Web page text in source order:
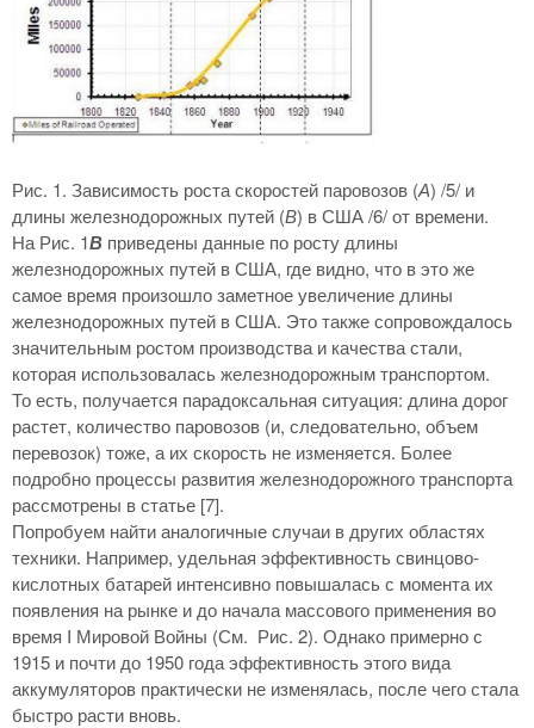
Рис. 1. Зависимость роста скоростей паровозов (А) /5/ и
длины железнодорожных путей (В) в США /6/ от времени.
На Рис. 1В приведены данные по росту длины
железнодорожных путей в США, где видно, что в это же
самое время произошло заметное увеличение длины
железнодорожных путей в США. Это также сопровождалось
значительным ростом производства и качества стали,
которая использовалась железнодорожным транспортом.
То есть, получается парадоксальная ситуация: длина дорог
растет, количество паровозов (и, следовательно, объем
перевозок) тоже, а их скорость не изменяется. Более
подробно процессы развития железнодорожного транспорта
рассмотрены в статье [7].
Попробуем найти аналогичные случаи в других областях
техники. Например, удельная эффективность свинцово-
кислотных батарей интенсивно повышалась с момента их
появления на рынке и до начала массового применения во
время I Мировой Войны (См. Рис. 2). Однако примерно с
1915 и почти до 1950 года эффективность этого вида
аккумуляторов практически не изменялась, после чего стала
быстро расти вновь.